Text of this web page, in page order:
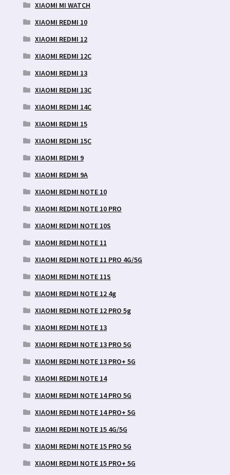
XIAOMI MI WATCH
XIAOMI REDMI 10
XIAOMI REDMI 12
XIAOMI REDMI 12C
XIAOMI REDMI 13
XIAOMI REDMI 13C
XIAOMI REDMI 14C
XIAOMI REDMI 15
XIAOMI REDMI 15C
XIAOMI REDMI 9
XIAOMI REDMI 9A
XIAOMI REDMI NOTE 10
XIAOMI REDMI NOTE 10 PRO
XIAOMI REDMI NOTE 10S
XIAOMI REDMI NOTE 11
XIAOMI REDMI NOTE 11 PRO 4G/5G
XIAOMI REDMI NOTE 11S
XIAOMI REDMI NOTE 12 4g
XIAOMI REDMI NOTE 12 PRO 5g
XIAOMI REDMI NOTE 13
XIAOMI REDMI NOTE 13 PRO 5G
XIAOMI REDMI NOTE 13 PRO+ 5G
XIAOMI REDMI NOTE 14
XIAOMI REDMI NOTE 14 PRO 5G
XIAOMI REDMI NOTE 14 PRO+ 5G
XIAOMI REDMI NOTE 15 4G/5G
XIAOMI REDMI NOTE 15 PRO 5G
XIAOMI REDMI NOTE 15 PRO+ 5G